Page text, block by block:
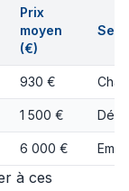
Prix
moyen
(€)
930 €
1 500 €
6 000 €
à ces